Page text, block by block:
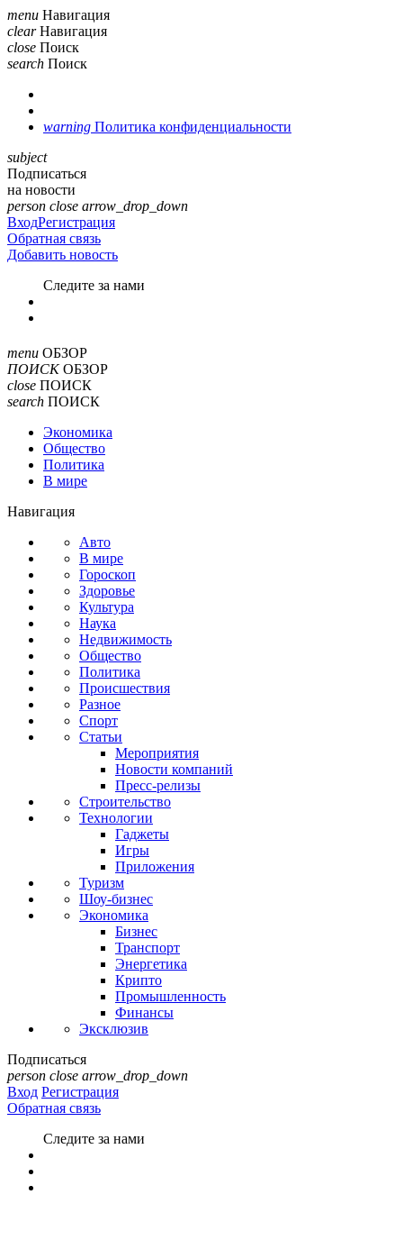
menu Навигация
clear Навигация
close Поиск
search Поиск
warning Политика конфиденциальности
subject
Подписаться
на новости
person close arrow_drop_down
ВходРегистрация
Обратная связь
Добавить новость
Cледите за нами
menu ОБЗОР
ПОИСК ОБЗОР
close ПОИСК
search ПОИСК
Экономика
Общество
Политика
В мире
Навигация
Авто
В мире
Гороскоп
Здоровье
Культура
Наука
Недвижимость
Общество
Политика
Происшествия
Разное
Спорт
Статьи
Мероприятия
Новости компаний
Пресс-релизы
Строительство
Технологии
Гаджеты
Игры
Приложения
Туризм
Шоу-бизнес
Экономика
Бизнес
Транспорт
Энергетика
Крипто
Промышленность
Финансы
Эксклюзив
Подписаться
person close arrow_drop_down
Вход Регистрация
Обратная связь
Следите за нами